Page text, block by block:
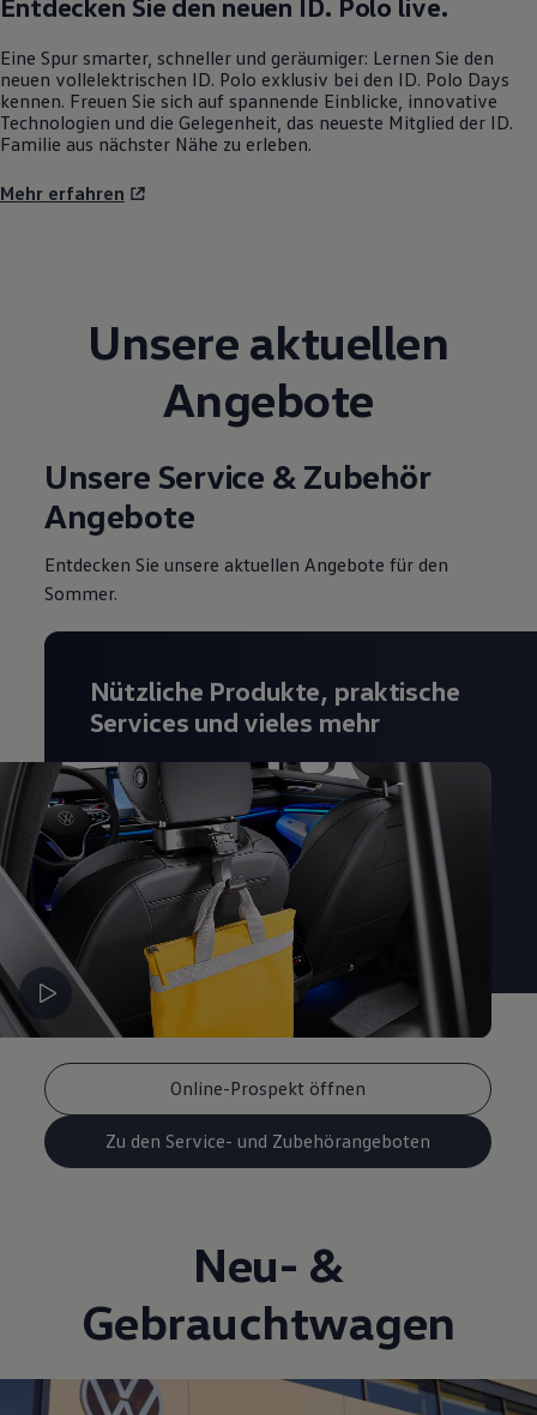
Eine Spur smarter, schneller und geräumiger: Lernen Sie den
neuen vollelektrischen ID. Polo exklusiv bei den ID. Polo Days
kennen. Freuen Sie sich auf spannende Einblicke, innovative
Technologien und die Gelegenheit, das neueste Mitglied der ID.
Familie aus nächster Nähe zu erleben.
Mehr erfahren
Unsere aktuellen
Angebote
Unsere Service & Zubehör
Angebote
Entdecken Sie unsere aktuellen Angebote für den
Sommer.
Online-Prospekt öffnen
Zu den Service- und Zubehörangeboten
Nützliche Produkte, praktische
Services und vieles mehr
Neu- &
Gebrauchtwagen